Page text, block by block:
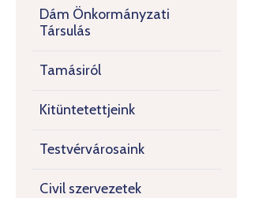
Dám Önkormányzati
Társulás
Tamásiról
Kitüntetettjeink
Testvérvárosaink
Civil szervezetek